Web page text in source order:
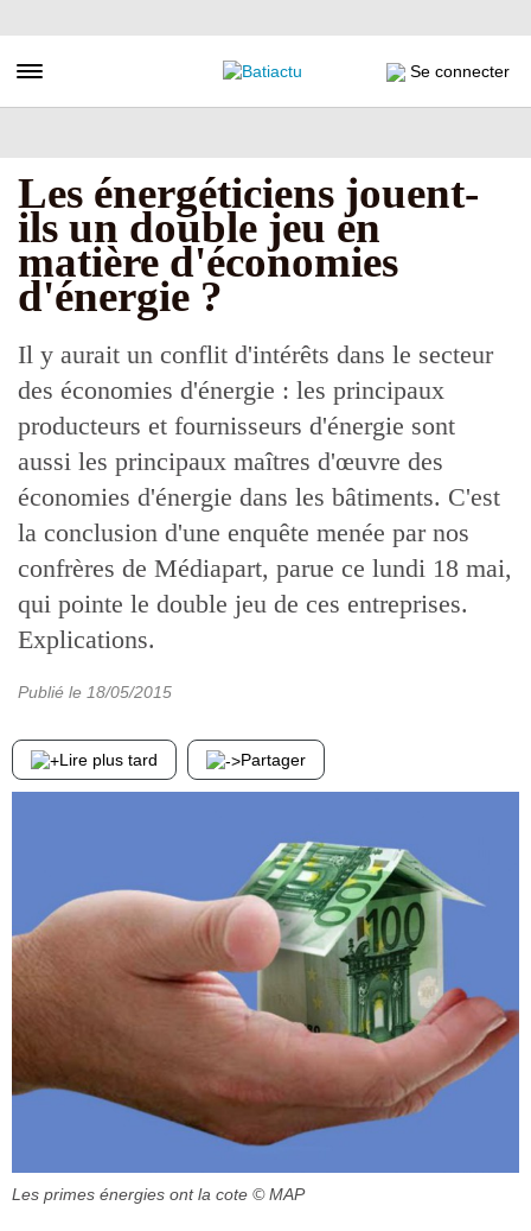
au
principal
Toggle navigation Se connecter
Les énergéticiens jouent-
ils un double jeu en
matière d'économies
d'énergie ?
Il y aurait un conflit d'intérêts dans le secteur
des économies d'énergie : les principaux
producteurs et fournisseurs d'énergie sont
aussi les principaux maîtres d'œuvre des
économies d'énergie dans les bâtiments. C'est
la conclusion d'une enquête menée par nos
confrères de Médiapart, parue ce lundi 18 mai,
qui pointe le double jeu de ces entreprises.
Explications.
Publié le 18/05/2015
Lire plus tard Partager
Les primes énergies ont la cote © MAP